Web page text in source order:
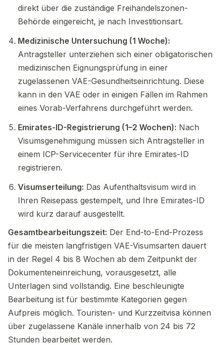
direkt über die zuständige Freihandelszonen-
Behörde eingereicht, je nach Investitionsart.
Medizinische Untersuchung (1 Woche):
Antragsteller unterziehen sich einer obligatorischen
medizinischen Eignungsprüfung in einer
zugelassenen VAE-Gesundheitseinrichtung. Diese
kann in den VAE oder in einigen Fällen im Rahmen
eines Vorab-Verfahrens durchgeführt werden.
Emirates-ID-Registrierung (1–2 Wochen): Nach
Visumsgenehmigung müssen sich Antragsteller in
einem ICP-Servicecenter für ihre Emirates-ID
registrieren.
Visumserteilung: Das Aufenthaltsvisum wird in
Ihren Reisepass gestempelt, und Ihre Emirates-ID
wird kurz darauf ausgestellt.
Gesamtbearbeitungszeit: Der End-to-End-Prozess
für die meisten langfristigen VAE-Visumsarten dauert
in der Regel 4 bis 8 Wochen ab dem Zeitpunkt der
Dokumenteneinreichung, vorausgesetzt, alle
Unterlagen sind vollständig. Eine beschleunigte
Bearbeitung ist für bestimmte Kategorien gegen
Aufpreis möglich. Touristen- und Kurzzeitvisa können
über zugelassene Kanäle innerhalb von 24 bis 72
Stunden bearbeitet werden.